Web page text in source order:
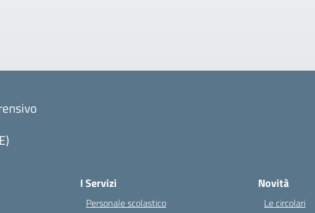
I Servizi
Personale scolastico
Novità
Le circolari